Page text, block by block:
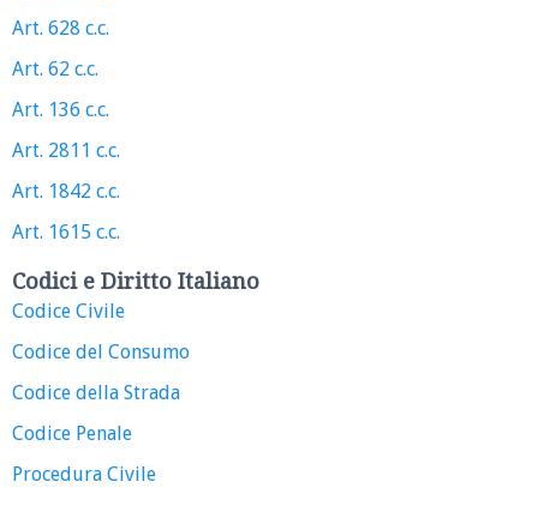
Art. 628 c.c.
Art. 62 c.c.
Art. 136 c.c.
Art. 2811 c.c.
Art. 1842 c.c.
Art. 1615 c.c.
Codici e Diritto Italiano
Codice Civile
Codice del Consumo
Codice della Strada
Codice Penale
Procedura Civile